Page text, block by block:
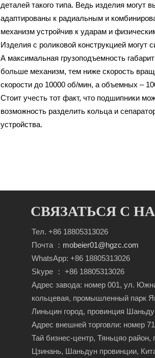
деталей такого типа. Ведь изделия могут
адаптированы к радиальным и
механизм устройчив к ударам и
Изделия с роликовой конструкцией могут
А максимальная грузоподъемность
больше механизм, тем ниже скорость
скорости до 10000 об/мин, а объемных –
Стоит учесть тот факт, что подшипники
возможность разделить кольца и
устройства.
СВЯЗАТЬСЯ С
Тел. +86 18805313026
Почта ： mobeier01@hgzc.com
WhatsApp: +86 18805313026
Skype ： +86 18805313026
Адрес завода: номер 001, ул.
кольцевая, промышленный парк
Линьцин город, провинция
Адрес внешней торговли: номер
Тай бизнес-центр, Тяньцяо район,
Цзинань, Шаньдун провинции,